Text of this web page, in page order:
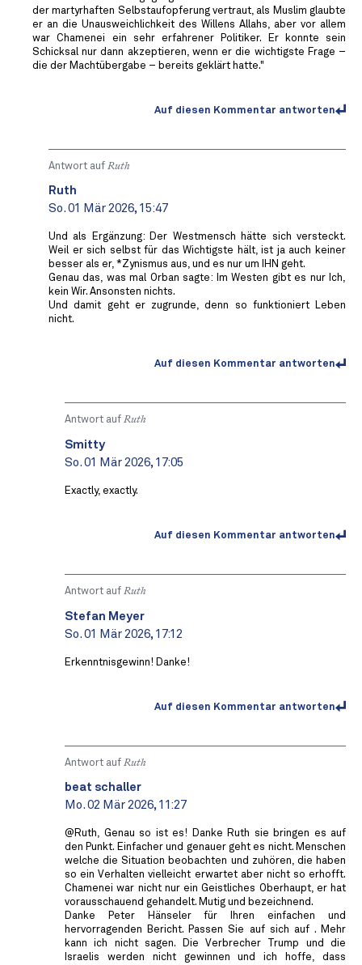
der martyrhaften Selbstaufopferung vertraut, als Muslim glaubte
er an die Unausweichlichkeit des Willens Allahs, aber vor allem
war Chamenei ein sehr erfahrener Politiker. Er konnte sein
Schicksal nur dann akzeptieren, wenn er die wichtigste Frage –
die der Machtübergabe – bereits geklärt hatte."
Auf diesen Kommentar antworten
Antwort auf Ruth
Ruth
So. 01 Mär 2026, 15:47
Und als Ergänzung: Der Westmensch hätte sich versteckt.
Weil er sich selbst für das Wichtigste hält, ist ja auch keiner
besser als er, *Zynismus aus, und es nur um IHN geht.
Genau das, was mal Orban sagte: Im Westen gibt es nur Ich,
kein Wir. Ansonsten nichts.
Und damit geht er zugrunde, denn so funktioniert Leben
nicht.
Auf diesen Kommentar antworten
Antwort auf Ruth
Smitty
So. 01 Mär 2026, 17:05
Exactly, exactly.
Auf diesen Kommentar antworten
Antwort auf Ruth
Stefan Meyer
So. 01 Mär 2026, 17:12
Erkenntnisgewinn! Danke!
Auf diesen Kommentar antworten
Antwort auf Ruth
beat schaller
Mo. 02 Mär 2026, 11:27
@Ruth, Genau so ist es! Danke Ruth sie bringen es auf
den Punkt. Einfacher und genauer geht es nicht. Menschen
welche die Situation beobachten und zuhören, die haben
so ein Verhalten vielleicht erwartet aber nicht so erhofft.
Chamenei war nicht nur ein Geistliches Oberhaupt, er hat
vorausschauend gehandelt. Mutig und bezeichnend.
Danke Peter Hänseler für Ihren einfachen und
hervorragenden Bericht. Passen Sie auf sich auf . Mehr
kann ich nicht sagen. Die Verbrecher Trump und die
Israelis werden nicht gewinnen und ich hoffe, dass